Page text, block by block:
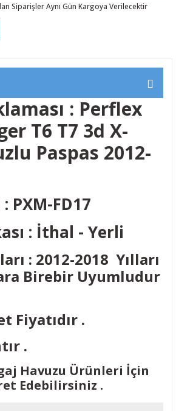
Siparişler Aynı Gün Kargoya Verilecektir
: Perflex
T6 T7 3d X-
Paspas 2012-
PXM-FD17
: İthal - Yerli
: 2012-2018 Yılları
Birebir Uyumludur
Fiyatıdır .
.
Havuzu Ürünleri İçin
Edebilirsiniz .